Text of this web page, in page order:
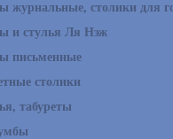
журнальные, столики для
и стулья Ля Нэж
письменные
столики
табуреты